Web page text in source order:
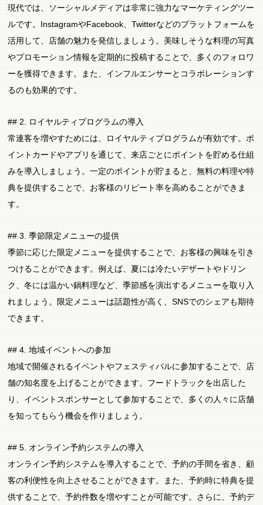
現代では、ソーシャルメディアは非常に強力なマーケティングツー
ルです。InstagramやFacebook、Twitterなどのプラットフォームを
活用して、店舗の魅力を発信しましょう。美味しそうな料理の写真
やプロモーション情報を定期的に投稿することで、多くのフォロワ
ーを獲得できます。また、インフルエンサーとコラボレーションす
るのも効果的です。
## 2. ロイヤルティプログラムの導入
常連客を増やすためには、ロイヤルティプログラムが有効です。ポ
イントカードやアプリを通じて、来店ごとにポイントを貯める仕組
みを導入しましょう。一定のポイントが貯まると、無料の料理や特
典を提供することで、お客様のリピート率を高めることができま
す。
## 3. 季節限定メニューの提供
季節に応じた限定メニューを提供することで、お客様の興味を引き
つけることができます。例えば、夏には冷たいデザートやドリン
ク、冬には温かい鍋料理など、季節感を演出するメニューを取り入
れましょう。限定メニューは話題性が高く、SNSでのシェアも期待
できます。
## 4. 地域イベントへの参加
地域で開催されるイベントやフェスティバルに参加することで、店
舗の知名度を上げることができます。フードトラックを出店した
り、イベントスポンサーとして参加することで、多くの人々に店舗
を知ってもらう機会を作りましょう。
## 5. オンライン予約システムの導入
オンライン予約システムを導入することで、予約の手間を省き、顧
客の利便性を向上させることができます。また、予約時に特典を提
供することで、予約件数を増やすことが可能です。さらに、予約デ